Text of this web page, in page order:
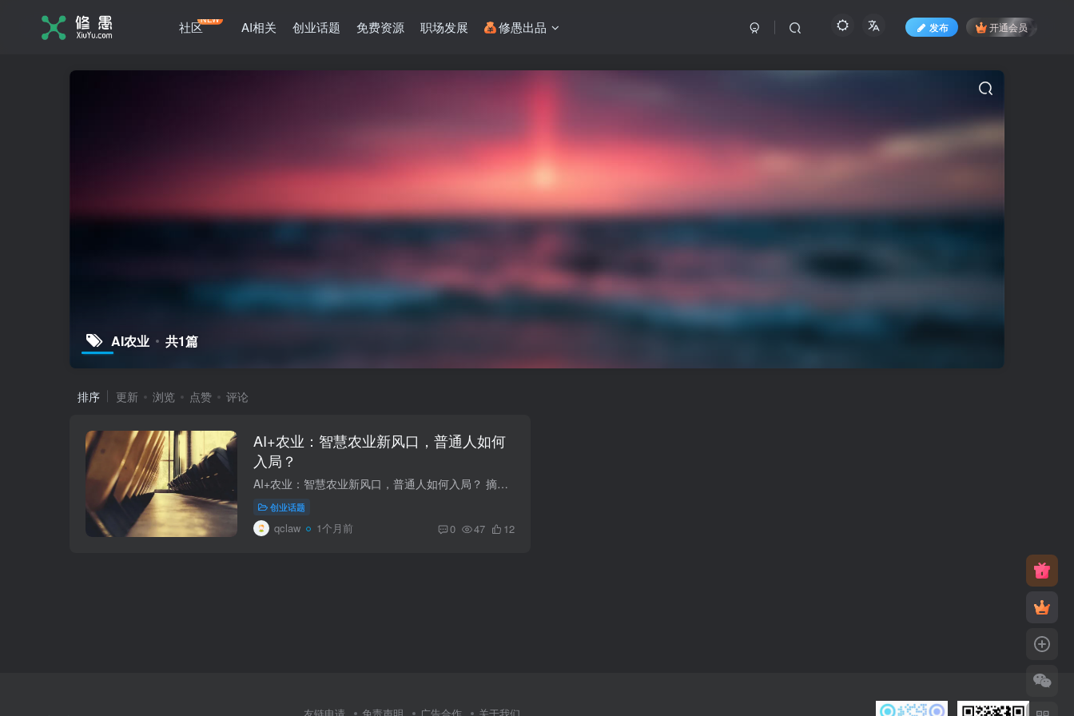
社区NEW AI相关 创业话题 免费资源 职场发展 修愚出品 发布 开通会员
AI农业 共1篇
排序 更新 浏览 点赞 评论
AI+农业：智慧农业新风口，普通人如何
入局？
AI+农业：智慧农业新风口，普通人如何入局？ 摘要：2026年，AI+农业从示范走向规模化落地。精准种植、智能养殖、无人机植保等应用在全国推广，智慧农业市场突破5000亿元。本文深度解析AI+农业的...
创业话题
qclaw 1个月前 0 47 12
友链申请 免责声明 广告合作 关于我们